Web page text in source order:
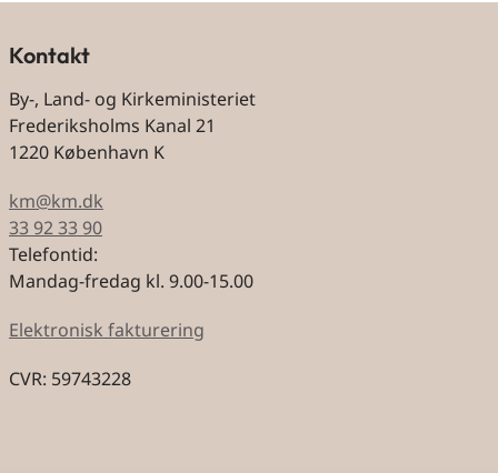
Kontakt
By-, Land- og Kirkeministeriet
Frederiksholms Kanal 21
1220 København K
km@km.dk
33 92 33 90
Telefontid:
Mandag-fredag kl. 9.00-15.00
Elektronisk fakturering
CVR: 59743228